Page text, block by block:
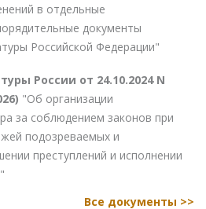
в отдельные
документы
Российской Федерации"
России от 24.10.2024 N
"Об организации
за соблюдением законов при
подозреваемых и
преступлений и исполнении
Все документы >>